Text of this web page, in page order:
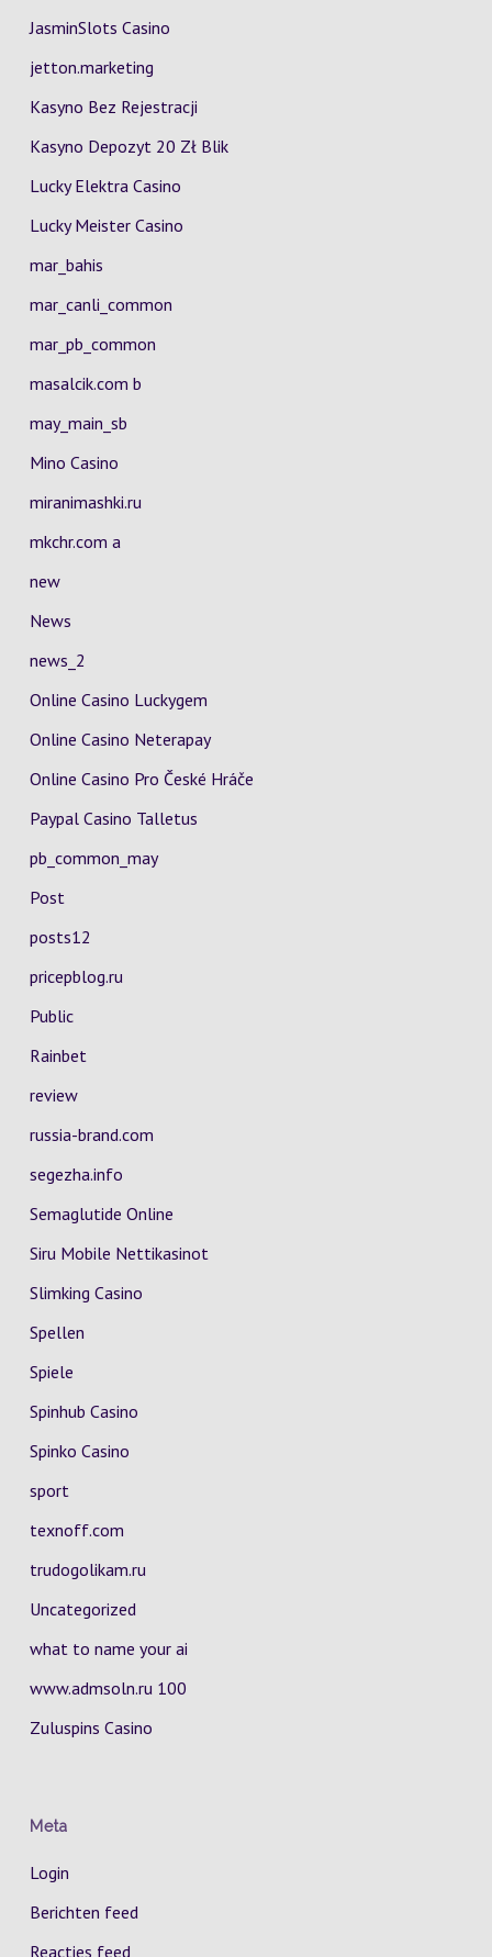
JasminSlots Casino
jetton.marketing
Kasyno Bez Rejestracji
Kasyno Depozyt 20 Zł Blik
Lucky Elektra Casino
Lucky Meister Casino
mar_bahis
mar_canli_common
mar_pb_common
masalcik.com b
may_main_sb
Mino Casino
miranimashki.ru
mkchr.com a
new
News
news_2
Online Casino Luckygem
Online Casino Neterapay
Online Casino Pro České Hráče
Paypal Casino Talletus
pb_common_may
Post
posts12
pricepblog.ru
Public
Rainbet
review
russia-brand.com
segezha.info
Semaglutide Online
Siru Mobile Nettikasinot
Slimking Casino
Spellen
Spiele
Spinhub Casino
Spinko Casino
sport
texnoff.com
trudogolikam.ru
Uncategorized
what to name your ai
www.admsoln.ru 100
Zuluspins Casino
Meta
Login
Berichten feed
Reacties feed